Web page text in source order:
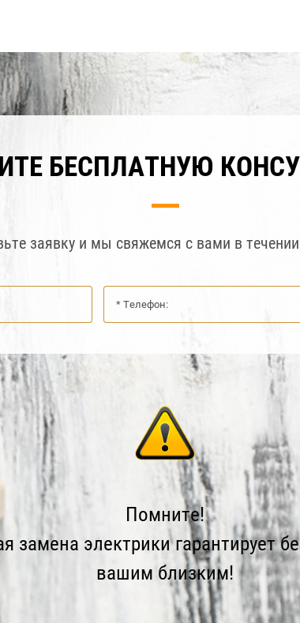
БЕСПЛАТНУЮ
заявку и мы свяжемся с вами в
Помните!
замена электрики гарантирует
вашим близким!